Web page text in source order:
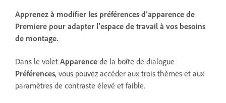
Apprenez à modifier les préférences d’apparence de
Premiere pour adapter l’espace de travail à vos besoins
de montage.
Dans le volet Apparence de la boîte de dialogue
Préférences, vous pouvez accéder aux trois thèmes et aux
paramètres de contraste élevé et faible.